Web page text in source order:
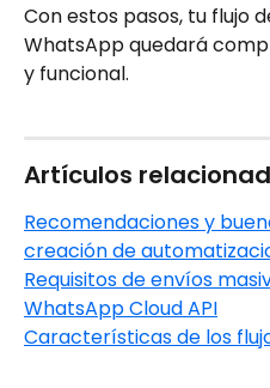
Con estos pasos, tu flujo
WhatsApp quedará
y funcional.
Artículos
Recomendaciones y
creación de
Requisitos de envíos
WhatsApp Cloud API
Características de los